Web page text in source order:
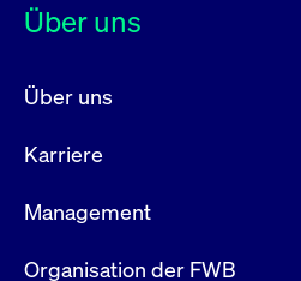
Über uns
Über uns
Karriere
Management
Organisation der FWB